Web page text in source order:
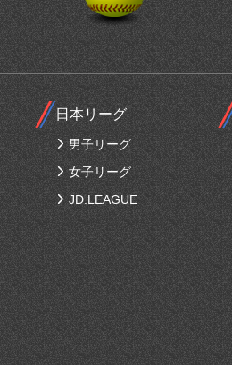
日本リーグ
男子リーグ
女子リーグ
JD.LEAGUE